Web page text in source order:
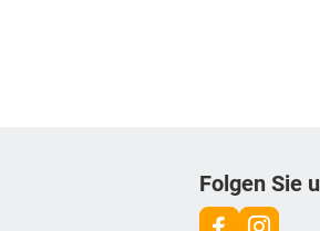
Folgen Sie